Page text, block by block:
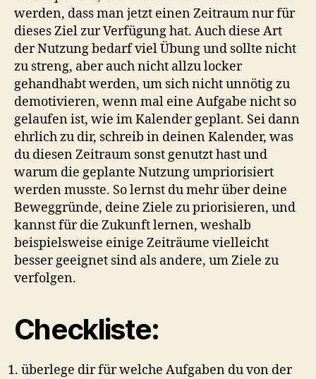
werden, dass man jetzt einen Zeitraum nur für
dieses Ziel zur Verfügung hat. Auch diese Art
der Nutzung bedarf viel Übung und sollte nicht
zu streng, aber auch nicht allzu locker
gehandhabt werden, um sich nicht unnötig zu
demotivieren, wenn mal eine Aufgabe nicht so
gelaufen ist, wie im Kalender geplant. Sei dann
ehrlich zu dir, schreib in deinen Kalender, was
du diesen Zeitraum sonst genutzt hast und
warum die geplante Nutzung umpriorisiert
werden musste. So lernst du mehr über deine
Beweggründe, deine Ziele zu priorisieren, und
kannst für die Zukunft lernen, weshalb
beispielsweise einige Zeiträume vielleicht
besser geeignet sind als andere, um Ziele zu
verfolgen.
Checkliste:
überlege dir für welche Aufgaben du von der